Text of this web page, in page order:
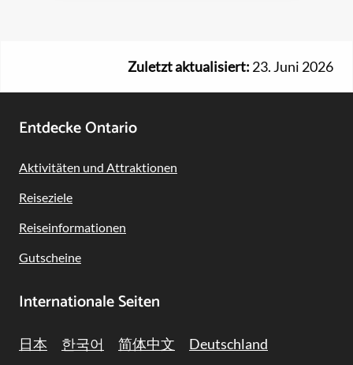
Zuletzt aktualisiert: 23. Juni 2026
Footer
Navigation
Entdecke Ontario
Aktivitäten und Attraktionen
Reiseziele
Reiseinformationen
Gutscheine
Internationale Seiten
日本 한국어 简体中文 Deutschland